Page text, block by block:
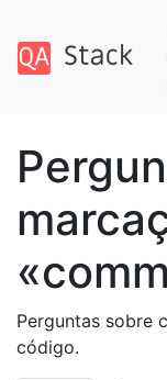
Perguntas sobre
código.